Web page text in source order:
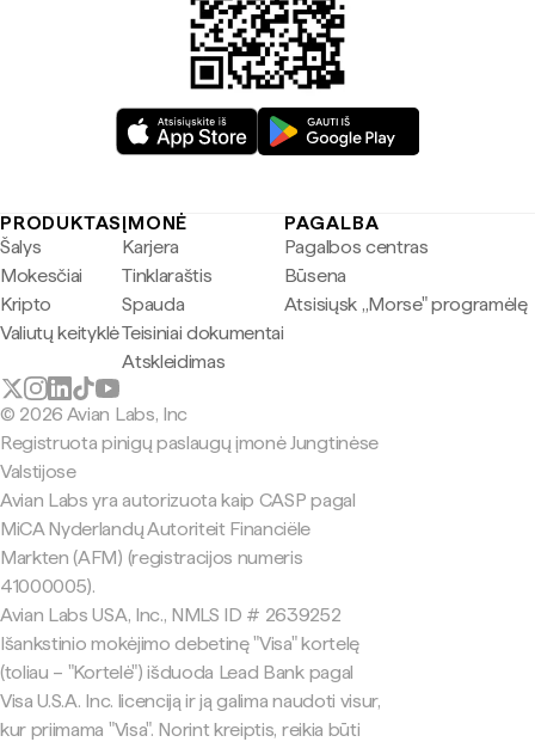
PRODUKTAS
Šalys
Mokesčiai
Kripto
Valiutų keityklė
ĮMONĖ
Karjera
Tinklaraštis
Spauda
Teisiniai dokumentai
Atskleidimas
PAGALBA
Pagalbos centras
Būsena
Atsisiųsk „Morse" programėlę
© 2026 Avian Labs, Inc
Registruota pinigų paslaugų įmonė Jungtinėse
Valstijose
Avian Labs yra autorizuota kaip CASP pagal
MiCA Nyderlandų Autoriteit Financiële
Markten (AFM) (registracijos numeris
41000005).
Avian Labs USA, Inc., NMLS ID # 2639252
Išankstinio mokėjimo debetinę "Visa" kortelę
(toliau – "Kortelė") išduoda Lead Bank pagal
Visa U.S.A. Inc. licenciją ir ją galima naudoti visur,
kur priimama "Visa". Norint kreiptis, reikia būti